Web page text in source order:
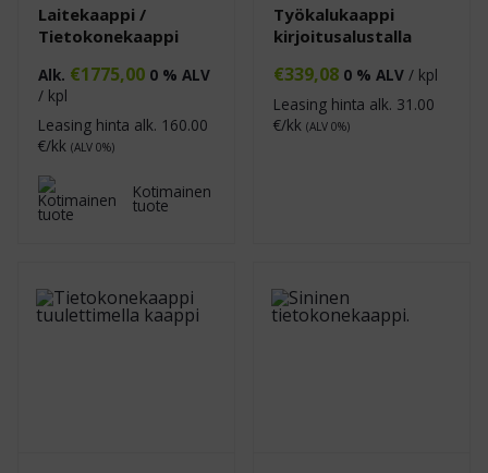
Laitekaappi /
Tietokonekaappi
Alk. €1775,00 0 % ALV
/ kpl
Leasing hinta alk. 160.00
€/kk (ALV 0%)
Kotimainen
tuote
Työkalukaappi
kirjoitusalustalla
€339,08 0 % ALV / kpl
Leasing hinta alk. 31.00
€/kk (ALV 0%)